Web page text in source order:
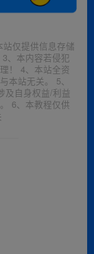
仅提供信息存储
、本内容若侵犯
！ 4、本站全资
本站无关。 5、
及自身权益/利益
6、本教程仅供